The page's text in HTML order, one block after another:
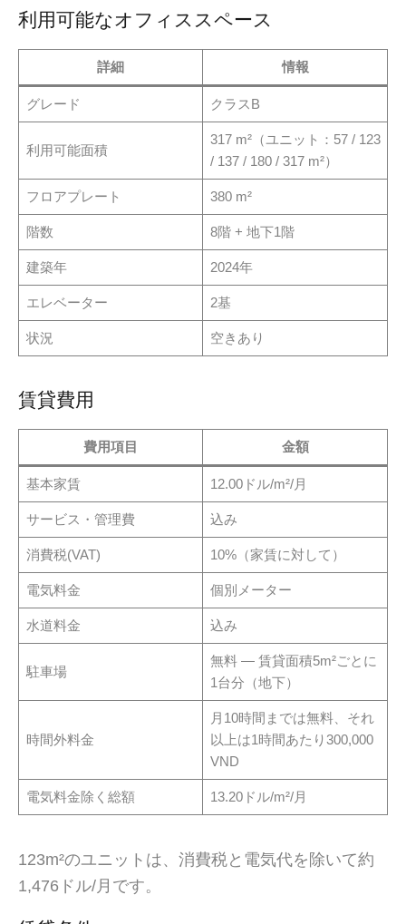
利用可能なオフィススペース
詳細 情報
グレード クラスB
利用可能面積
317 m²（ユニット：57 / 123
/ 137 / 180 / 317 m²）
フロアプレート 380 m²
階数 8階 + 地下1階
建築年 2024年
エレベーター 2基
状況 空きあり
賃貸費用
費用項目 金額
基本家賃 12.00ドル/m²/月
サービス・管理費 込み
消費税(VAT) 10%（家賃に対して）
電気料金 個別メーター
水道料金 込み
駐車場
無料 — 賃貸面積5m²ごとに
1台分（地下）
時間外料金
月10時間までは無料、それ
以上は1時間あたり300,000
VND
電気料金除く総額 13.20ドル/m²/月
123m²のユニットは、消費税と電気代を除いて約
1,476ドル/月です。